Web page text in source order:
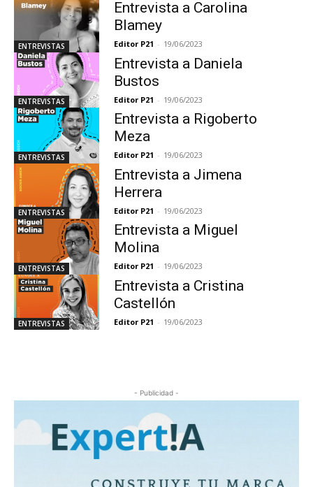
ENTREVISTAS
Entrevista a Carolina
Blamey
Editor P21 - 19/06/2023
ENTREVISTAS
Entrevista a Daniela
Bustos
Editor P21 - 19/06/2023
ENTREVISTAS
Entrevista a Rigoberto
Meza
Editor P21 - 19/06/2023
ENTREVISTAS
Entrevista a Jimena
Herrera
Editor P21 - 19/06/2023
ENTREVISTAS
Entrevista a Miguel
Molina
Editor P21 - 19/06/2023
ENTREVISTAS
Entrevista a Cristina
Castellón
Editor P21 - 19/06/2023
- Publicidad -